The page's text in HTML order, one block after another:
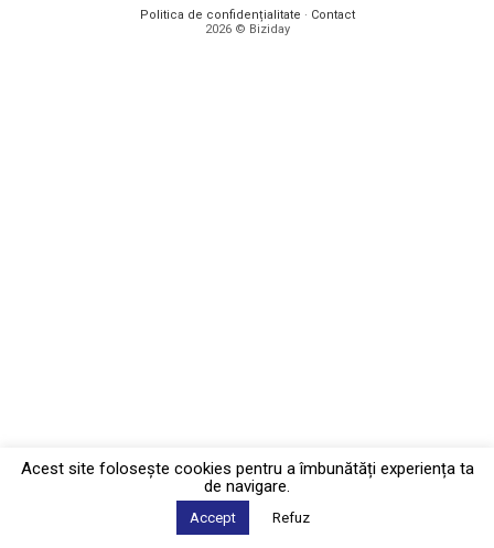
Politica de confidențialitate · Contact
2026 © Biziday
Acest site foloseşte cookies pentru a îmbunătăți experiența ta
de navigare.
Accept Refuz